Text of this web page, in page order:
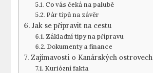
Co vás čeká na palubě
Pár tipů na závěr
Jak se připravit na cestu
Základní tipy na přípravu
Dokumenty a finance
Zajímavosti o Kanárských ostrovech
Kuriózní fakta